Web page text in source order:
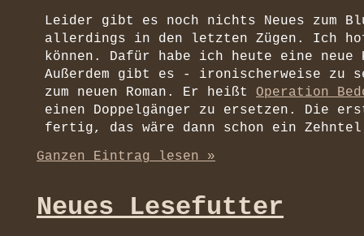
Leider gibt es noch nichts Neues zum
allerdings in den letzten Zügen. Ich
können. Dafür habe ich heute eine
Außerdem gibt es - ironischerweise zu
zum neuen Roman. Er heißt Operation
einen Doppelgänger zu ersetzen. Die
fertig, das wäre dann schon ein Zehntel
Ganzen Eintrag lesen »
Neues Lesefutter